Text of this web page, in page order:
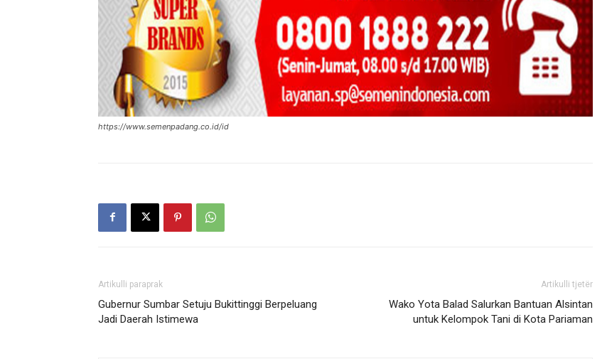
https://www.semenpadang.co.id/id
Artikulli paraprak
Gubernur Sumbar Setuju Bukittinggi Berpeluang
Jadi Daerah Istimewa
Artikulli tjetër
Wako Yota Balad Salurkan Bantuan Alsintan
untuk Kelompok Tani di Kota Pariaman